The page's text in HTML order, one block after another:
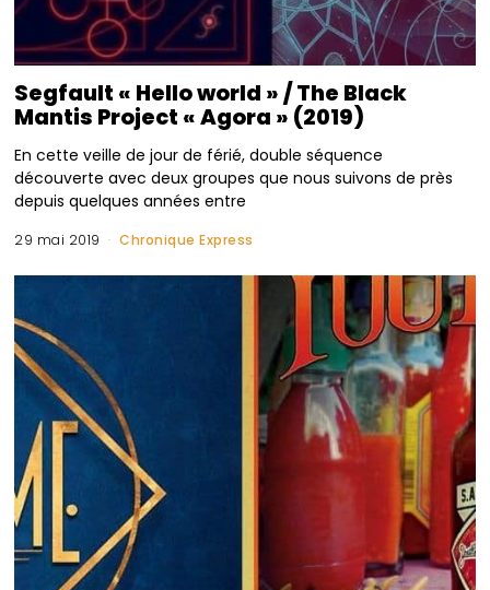
Segfault « Hello world » / The Black
Mantis Project « Agora » (2019)
En cette veille de jour de férié, double séquence
découverte avec deux groupes que nous suivons de près
depuis quelques années entre
29 mai 2019 Chronique Express